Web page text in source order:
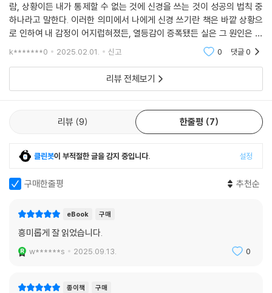
# 돈 모으는 게 힘들다는 사람
늘 돈이 모이지 않는다고 고민을 토로하는 사람 중에서는 부모에 대한 죄
악감이 원인인 경우가 있다. 돈 때문에 고생한 부모님을 보고 자란 사람은
자신만 돈을 써서 하고 싶은 일을 하는 데 죄악감을 느끼고, 이 감정이 너무
도 강력해서 부모를 배신하는 듯한, 부모의 인생을 짓밟는 듯한 감각으로
까지 느끼는 경우가 있다.
이런 사람의 무의식 속 기사는 죄악감이라는 감정에서 오는 상처로부터 당
갈등할 상황을 아예 만들어 버리지 않게 만든다. 돈에 관한 주제는 각자 다
여 당신의 마음을 지켜왔던 것뿐이다.
불안과 자책을 멈추고
나를 사랑하기 위해 필요한 심리학
당신은 억울할 수도 있다. 기사만 없었다면 이런 문제를 겪지 않아도 됐을
신을 지키는 방법이 조금 서툴 뿐이지 힘든 순간마다 당신을 지켜 준 존재
람, 상황이든 내가 통제할 수 없는 것에 신경을 쓰는 것이 성공의 법칙 중
하나라고 말한다. 이러한 의미에서 나에게 신경 쓰기란 책은 바깥 상황으
로 인하여 내 감정이 어지럽혀졌든, 열등감이 증폭됐든 실은 그 원인은 바
깥이 아닌 나에게 있다고 말한다. 제목이 책 내용의 총 요약본이다. 그리고
k*******0 2025.02.01. 신고 0 댓글0
리뷰 전체보기
리뷰 9 한줄평 7
클린봇이 부적절한 글을 감지 중입니다. 설정
구매한줄평 추천순
eBook 구매
흥미롭게 잘 읽었습니다.
w******s 2025.09.13. 0
종이책 구매